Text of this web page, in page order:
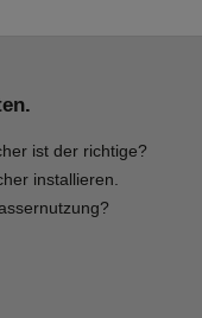
ist der richtige?
installieren.